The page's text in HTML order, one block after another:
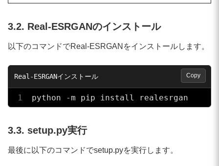
3.2. Real-ESRGANのインストール
以下のコマンドでReal-ESRGANをインストールします。
python -m pip install realesrgan
Copy
3.3. setup.py実行
最後に以下のコマンドでsetup.pyを実行します。